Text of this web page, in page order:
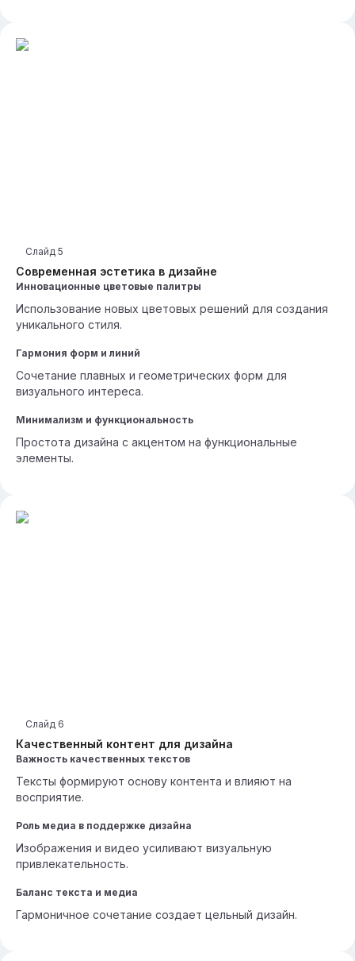
Современная эстетика в дизайне
Слайд 5
Инновационные цветовые палитры
Использование новых цветовых решений для создания
уникального стиля.
Гармония форм и линий
Сочетание плавных и геометрических форм для
визуального интереса.
Минимализм и функциональность
Простота дизайна с акцентом на функциональные
элементы.
Качественный контент для дизайна
Слайд 6
Важность качественных текстов
Тексты формируют основу контента и влияют на
восприятие.
Роль медиа в поддержке дизайна
Изображения и видео усиливают визуальную
привлекательность.
Баланс текста и медиа
Гармоничное сочетание создает цельный дизайн.